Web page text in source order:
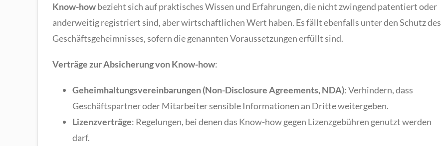
Know-howbezieht sich auf praktisches Wissen und Erfahrungen, die nicht zwingend patentiert oder
anderweitig registriert sind, aber wirtschaftlichen Wert haben. Es fällt ebenfalls unter den Schutz des
Geschäftsgeheimnisses, sofern die genannten Voraussetzungen erfüllt sind.
Verträge zur Absicherung von Know-how:
Geheimhaltungsvereinbarungen (Non-Disclosure Agreements, NDA): Verhindern, dass
Geschäftspartner oder Mitarbeiter sensible Informationen an Dritte weitergeben.
Lizenzverträge: Regelungen, bei denen das Know-how gegen Lizenzgebühren genutzt werden
darf.